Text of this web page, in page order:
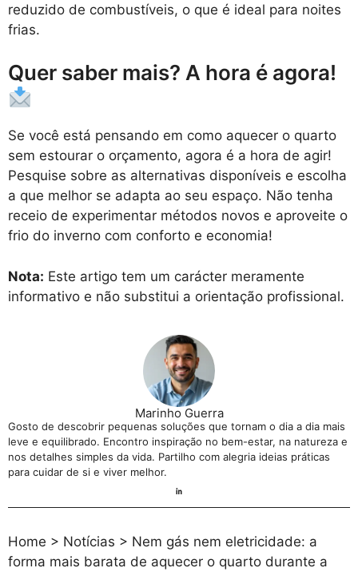
reduzido de combustíveis, o que é ideal para noites
frias.
Quer saber mais? A hora é agora!
Se você está pensando em como aquecer o quarto
sem estourar o orçamento, agora é a hora de agir!
Pesquise sobre as alternativas disponíveis e escolha
a que melhor se adapta ao seu espaço. Não tenha
receio de experimentar métodos novos e aproveite o
frio do inverno com conforto e economia!
Nota: Este artigo tem um carácter meramente
informativo e não substitui a orientação profissional.
Marinho Guerra
Gosto de descobrir pequenas soluções que tornam o dia a dia mais
leve e equilibrado. Encontro inspiração no bem-estar, na natureza e
nos detalhes simples da vida. Partilho com alegria ideias práticas
para cuidar de si e viver melhor.
Home > Notícias > Nem gás nem eletricidade: a
forma mais barata de aquecer o quarto durante a